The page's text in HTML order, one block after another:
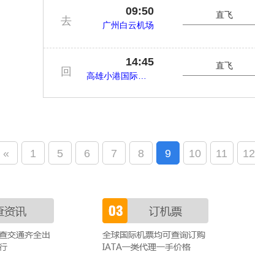
去
09:50
广州白云机场
直飞
回
14:45 直飞
« 1 5 6 7 8 9 10 11 12